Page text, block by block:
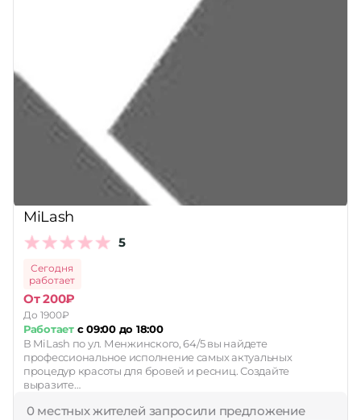
Стоимость услуг:
Принимает сертификаты
Сбросить
MiLash
5
Сегодня
работает
От 200₽
До 1900₽
Работаетс 09:00 до 18:00
В MiLash по ул. Менжинского, 64/5 вы найдете
профессиональное исполнение самых актуальных
процедур красоты для бровей и ресниц. Создайте
выразите…
0 местных жителей запросили предложение